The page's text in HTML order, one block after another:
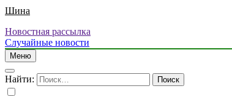
Шина
Новостная рассылка
Случайные новости
Меню
Найти: